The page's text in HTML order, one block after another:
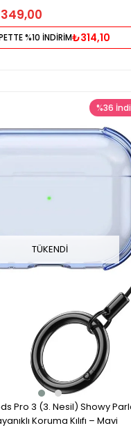
%10 İNDİRİM₺314,10
TÜKENDI
Pro 3 (3. Nesil) Showy
Koruma Kılıfı – Mavi
%36